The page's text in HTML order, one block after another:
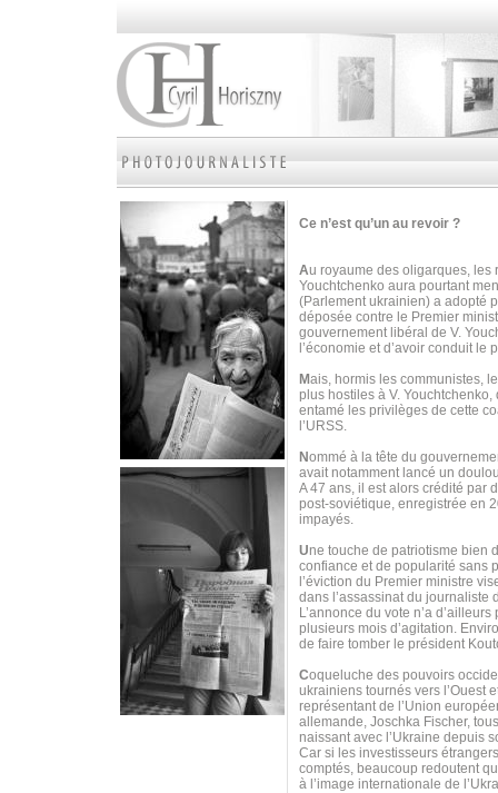
Ce n’est qu’un au revoir ?
Au royaume des oligarques, les
Youchtchenko aura pourtant
(Parlement ukrainien) a adopté
déposée contre le Premier
gouvernement libéral de V.
l’économie et d’avoir conduit le
Mais, hormis les communistes,
plus hostiles à V.
entamé les privilèges de cette
l’URSS.
Nommé à la tête du
avait notamment lancé un
A 47 ans, il est alors crédité par
post-soviétique, enregistrée en
impayés.
Une touche de patriotisme bien
confiance et de popularité sans
l’éviction du Premier ministre
dans l’assassinat du journaliste
L’annonce du vote n’a
plusieurs mois d’agitation.
de faire tomber le président
Coqueluche des pouvoirs
ukrainiens tournés vers l’Ouest
représentant de l’Union
allemande, Joschka Fischer,
naissant avec l’Ukraine depuis
Car si les investisseurs
comptés, beaucoup redoutent
à l’image internationale de